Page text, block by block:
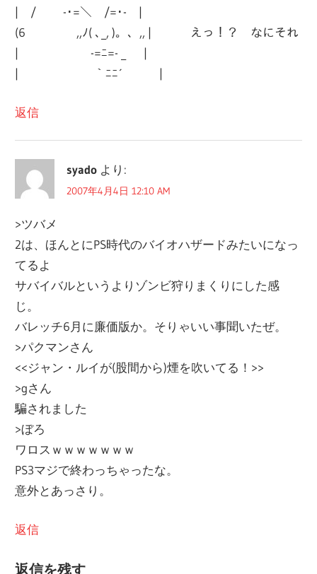
| / -･=＼ /=･- |
(6 ,,ﾉ( ､_, )。、,, | えっ！？ なにそれ
| -=ﾆ=- _ |
| ｀ﾆﾆ´ |
返信
syado より:
2007年4月4日 12:10 AM
>ツバメ
2は、ほんとにPS時代のバイオハザードみたいになっ
てるよ
サバイバルというよりゾンビ狩りまくりにした感
じ。
バレッチ6月に廉価版か。そりゃいい事聞いたぜ。
>パクマンさん
<<ジャン・ルイが(股間から)煙を吹いてる！>>
>gさん
騙されました
>ぼろ
ワロスｗｗｗｗｗｗｗ
PS3マジで終わっちゃったな。
意外とあっさり。
返信
返信を残す